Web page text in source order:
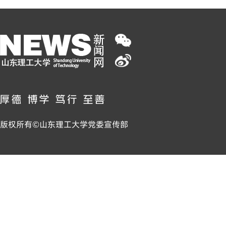
版权所有©山东理工大学党委宣传部